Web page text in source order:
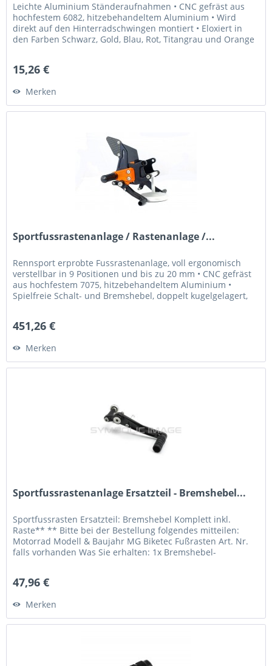
Leichte Aluminium Ständeraufnahmen • CNC gefräst aus
hochfestem 6082, hitzebehandeltem Aluminium • Wird
direkt auf den Hinterradschwingen montiert • Eloxiert in
den Farben Schwarz, Gold, Blau, Rot, Titangrau und Orange
15,26 €
Merken
Sportfussrastenanlage / Rastenanlage /...
Rennsport erprobte Fussrastenanlage, voll ergonomisch
verstellbar in 9 Positionen und bis zu 20 mm • CNC gefräst
aus hochfestem 7075, hitzebehandeltem Aluminium •
Spielfreie Schalt- und Bremshebel, doppelt kugelgelagert,
451,26 €
Merken
Sportfussrastenanlage Ersatzteil - Bremshebel...
Sportfussrasten Ersatzteil: Bremshebel Komplett inkl.
Raste** ** Bitte bei der Bestellung folgendes mitteilen:
Motorrad Modell & Baujahr MG Biketec Fußrasten Art. Nr.
falls vorhanden Was Sie erhalten: 1x Bremshebel-
47,96 €
Merken